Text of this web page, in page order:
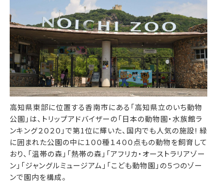
高知県東部に位置する香南市にある「高知県立のいち動物
公園」は、トリップアドバイザーの「日本の動物園・水族館ラ
ンキング２０２０」で第1位に輝いた、国内でも人気の施設! 緑
に囲まれた公園の中に１００種１４００点もの動物を飼育して
おり、「温帯の森」「熱帯の森」「アフリカ・オーストラリアゾー
ン」「ジャングルミュージアム」「こども動物園」の５つのゾー
ンで園内を構成。